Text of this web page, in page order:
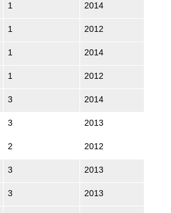
1 2014
1 2012
1 2014
1 2012
3 2014
3 2013
2 2012
3 2013
3 2013